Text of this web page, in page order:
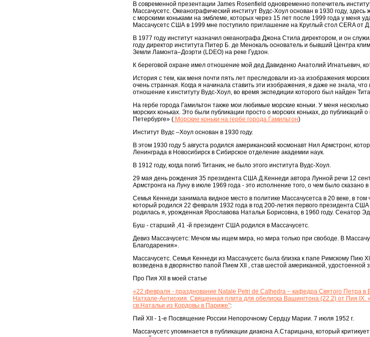
В современной презентации James Rosenfield одновременно попечитель
Массачусетс. Океанографический институт Вудс-Хоул основан в 1930 году,
с морскими коньками на эмблеме, которых через 15 лет после 1999 года у меня
Массачусетс США в 1999 мне поступило приглашение на Круглый стол CERA от
В 1977 году институт назначил океанографа Джона Стила директором, и он
году директор института Питер Б. де Менокаль основатель и бывший Центра
Земли Ламонта–Доэрти (LDEO) на реке Гудзон.
К береговой охране имел отношение мой дед Давиденко Анатолий Игнатьевич,
История с тем, как меня почти пять лет преследовали из-за изображения
очень странная. Когда я начинала ставить эти изображения, я даже не знала,
отношение к институту Вудс-Хоул, во время экспедиции которого был найден
На гербе города Гамильтон также мои любимые морские коньки. У меня
морских коньках. Это были публикации просто о морских коньках, до публикаций
Петербурге» ( Морские коньки на гербе города Гамильтон)
Институт Вудс –Хоул основан в 1930 году.
В этом 1930 году 5 августа родился американский космонавт Нил Армстронг,
Ленинграда в Новосибирск в Сибирское отделение академии наук.
В 1912 году, когда погиб Титаник, не было этого института Вудс-Хоул.
29 мая день рождения 35 президента США Д.Кеннеди автора Лунной речи 12
Армстронга на Луну в июле 1969 года - это исполнение того, о чем было сказано
Семья Кеннеди занимала видное место в политике Массачусетса в 20 веке, в том
который родился 22 февраля 1932 года в год 200-летия первого президента
родилась я, урожденная Ярославова Наталья Борисовна, в 1960 году. Сенатор
Буш - старший ,41 -й президент США родился в Массачусетс.
Девиз Массачусетс: Мечом мы ищем мира, но мира только при свободе. В
Благодарения».
Массачусетс. Семья Кеннеди из Массачусетс была близка к папе Римскому Пию
возведена в дворянство папой Пием XII , став шестой американкой, удостоенной
Про Пия XII в моей статье
«22 февраля - празднование Natale Petri de Cathedra – кафедра Святого Петра в
Натхале-Антиохия. Священная плита для обелиска Вашингтона (22.2) от Пия IX.
св.Натальи из Кордовы в Париже":
Пий XII - 1-е Посвящение России Непорочному Сердцу Марии. 7 июля 1952 г.
Массачусетс упоминается в публикации диакона А.Старицына, который